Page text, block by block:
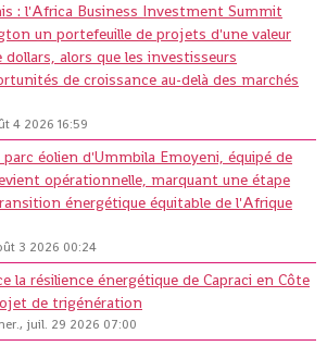
: l'Africa Business Investment Summit
un portefeuille de projets d'une valeur
alors que les investisseurs
de croissance au-delà des marchés
4 2026 16:59
parc éolien d'Ummbila Emoyeni, équipé de
opérationnelle, marquant une étape
énergétique équitable de l'Afrique
3 2026 00:24
la résilience énergétique de Capraci en Côte
de trigénération
juil. 29 2026 07:00